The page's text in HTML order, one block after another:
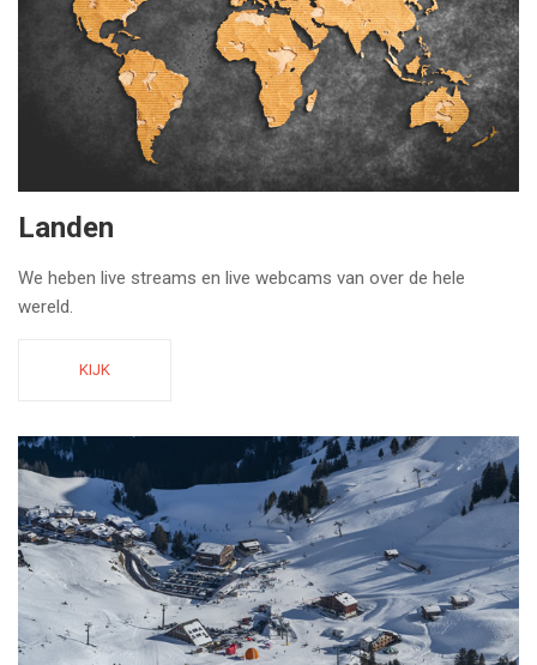
Landen
We heben live streams en live webcams van over de hele
wereld.
KIJK